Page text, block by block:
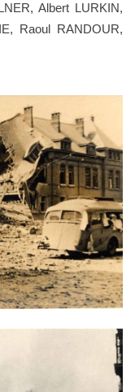
Albert LURKIN,
Raoul RANDOUR,